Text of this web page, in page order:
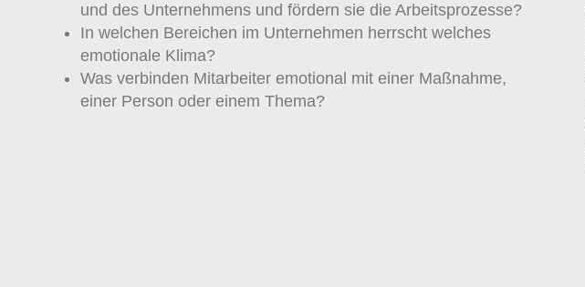
und des Unternehmens und fördern sie die Arbeitsprozesse?
In welchen Bereichen im Unternehmen herrscht welches
emotionale Klima?
Was verbinden Mitarbeiter emotional mit einer Maßnahme,
einer Person oder einem Thema?